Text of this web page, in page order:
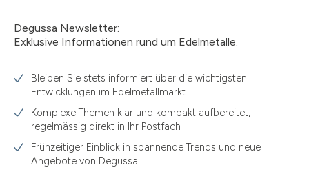
Degussa Newsletter:
Exklusive Informationen rund um Edelmetalle.
Bleiben Sie stets informiert über die wichtigsten
Entwicklungen im Edelmetallmarkt
Komplexe Themen klar und kompakt aufbereitet,
regelmässig direkt in Ihr Postfach
Frühzeitiger Einblick in spannende Trends und neue
Angebote von Degussa